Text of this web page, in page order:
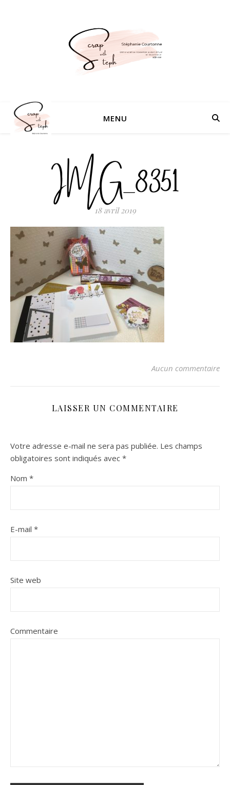
MENU
IMG_8351
18 avril 2019
Aucun commentaire
LAISSER UN COMMENTAIRE
Votre adresse e-mail ne sera pas publiée. Les champs
obligatoires sont indiqués avec *
Nom *
E-mail *
Site web
Commentaire